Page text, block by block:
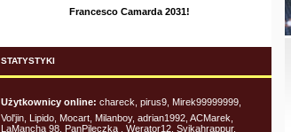
Francesco Camarda 2031!
STATYSTYKI
Użytkownicy online: chareck, pirus9, Mirek99999999,
Vol'jin, Lipido, Mocart, Milanboy, adrian1992, ACMarek,
LaMancha 98, PanPileczka , Werator12, Svikahrappur,